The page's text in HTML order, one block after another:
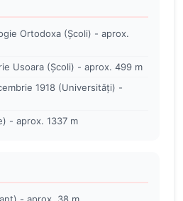
Ortodoxa (Școli) - aprox.
Usoara (Școli) - aprox. 499 m
1918 (Universități) -
- aprox. 1337 m